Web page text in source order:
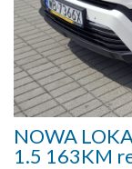
NOWA
1.5 163KM